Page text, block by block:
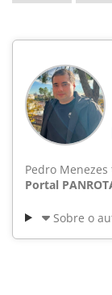
Pedro Menezes
Portal
Sobre o